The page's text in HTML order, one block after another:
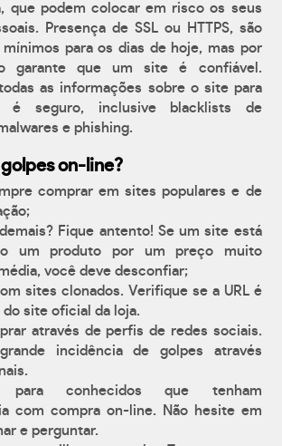
que podem colocar em risco os seus
Presença de SSL ou HTTPS, são
para os dias de hoje, mas por
garante que um site é confiável.
as informações sobre o site para
é seguro, inclusive blacklists de
e phishing.
on-line?
comprar em sites populares e de
Fique antento! Se um site está
um produto por um preço muito
você deve desconfiar;
sites clonados. Verifique se a URL é
site oficial da loja.
através de perfis de redes sociais.
incidência de golpes através
para conhecidos que tenham
com compra on-line. Não hesite em
e perguntar.